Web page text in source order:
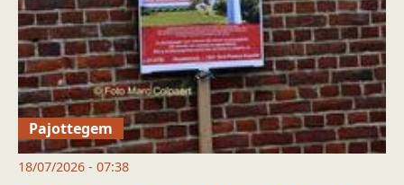
Pajottegem
18/07/2026 - 07:38